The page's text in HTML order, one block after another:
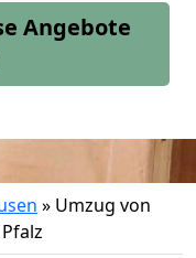
Angebote
» Umzug von